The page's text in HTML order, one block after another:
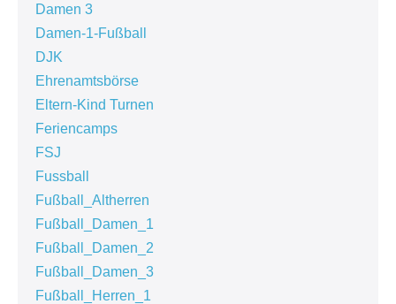
Damen 3
Damen-1-Fußball
DJK
Ehrenamtsbörse
Eltern-Kind Turnen
Feriencamps
FSJ
Fussball
Fußball_Altherren
Fußball_Damen_1
Fußball_Damen_2
Fußball_Damen_3
Fußball_Herren_1